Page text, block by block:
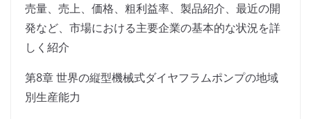
売量、売上、価格、粗利益率、製品紹介、最近の開
発など、市場における主要企業の基本的な状況を詳
しく紹介
第8章 世界の縦型機械式ダイヤフラムポンプの地域
別生産能力